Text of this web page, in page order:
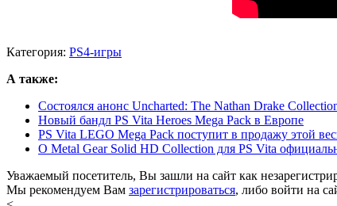
Категория: PS4-игры
А также:
Состоялся анонс Uncharted: The Nathan Drake
Новый бандл PS Vita Heroes Mega Pack в Европе
PS Vita LEGO Mega Pack поступит в продажу этой
О Metal Gear Solid HD Collection для PS Vita
Уважаемый посетитель, Вы зашли на сайт как
Мы рекомендуем Вам зарегистрироваться, либо войти на